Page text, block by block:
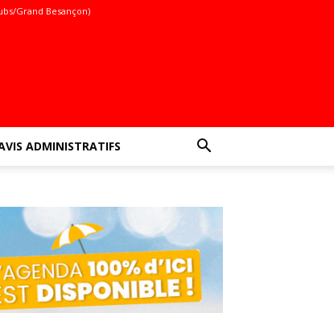
Grand Besançon)
ADMINISTRATIFS